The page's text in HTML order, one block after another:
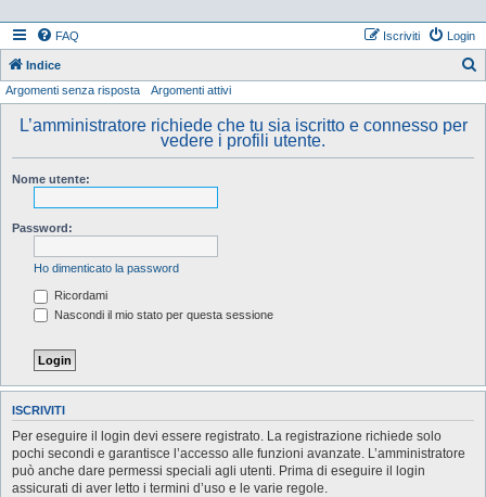
FAQ Login
Iscriviti
Indice
Argomenti senza risposta Argomenti attivi
L’amministratore richiede che tu sia iscritto e connesso per
vedere i profili utente.
Nome utente:
Password:
Ho dimenticato la password
Ricordami
Nascondi il mio stato per questa sessione
ISCRIVITI
Per eseguire il login devi essere registrato. La registrazione richiede solo
pochi secondi e garantisce l’accesso alle funzioni avanzate. L’amministratore
può anche dare permessi speciali agli utenti. Prima di eseguire il login
assicurati di aver letto i termini d’uso e le varie regole.